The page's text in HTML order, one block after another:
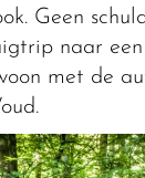
Geen
naar
met de